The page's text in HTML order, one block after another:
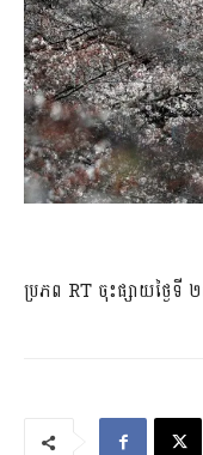
ប្រភព RT ចុះផ្សាយថ្ងៃទី